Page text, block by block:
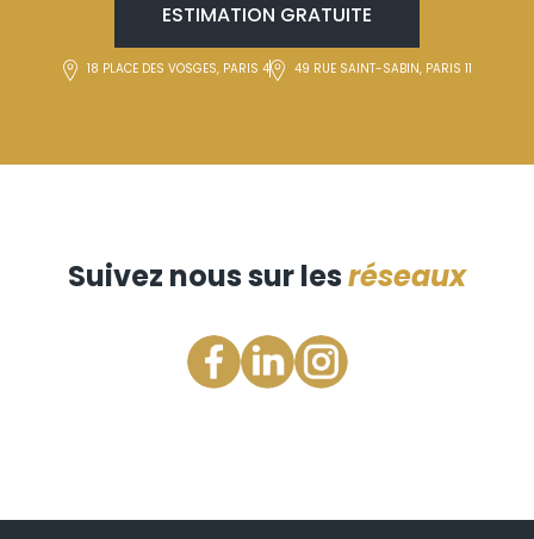
ESTIMATION GRATUITE
18 PLACE DES VOSGES, PARIS 4 49 RUE SAINT-SABIN, PARIS 11
Suivez nous sur lesréseaux